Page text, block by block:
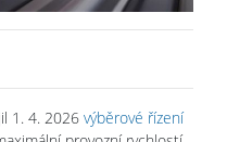
1. 4. 2026 výběrové řízení